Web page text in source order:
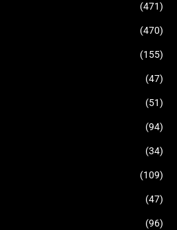
(471)
(470)
(155)
(47)
(51)
(94)
(34)
(109)
(47)
(96)